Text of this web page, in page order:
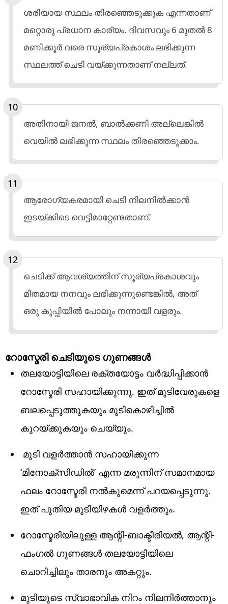
ശരിയായ സ്ഥലം തിരഞ്ഞെടുക്കുക എന്നതാണ്
മറ്റൊരു പ്രധാന കാര്യം. ദിവസവും 6 മുതൽ 8
മണിക്കൂർ വരെ സൂര്യപ്രകാശം ലഭിക്കുന്ന
സ്ഥലത്ത് ചെടി വയ്ക്കുന്നതാണ് നല്ലത്.
അതിനായി ജനൽ, ബാൽക്കണി അല്ലെങ്കിൽ
വെയിൽ ലഭിക്കുന്ന സ്ഥലം തിരഞ്ഞെടുക്കാം.
ആരോഗ്യകരമായി ചെടി നിലനിൽക്കാൻ
ഇടയ്ക്കിടെ വെട്ടിമാറ്റേണ്ടതാണ്.
ചെടിക്ക് ആവശ്യത്തിന് സൂര്യപ്രകാശവും
മിതമായ നനവും ലഭിക്കുന്നുണ്ടെങ്കിൽ, അത്
ഒരു കുപ്പിയിൽ പോലും നന്നായി വളരും.
റോസ്മേരി ചെടിയുടെ ഗുണങ്ങൾ
തലയോട്ടിയിലെ രക്തയോട്ടം വർദ്ധിപ്പിക്കാൻ
റോസ്മേരി സഹായിക്കുന്നു. ഇത് മുടിവേരുകളെ
ബലപ്പെടുത്തുകയും മുടികൊഴിച്ചിൽ
കുറയ്ക്കുകയും ചെയ്യും.
മുടി വളർത്താൻ സഹായിക്കുന്ന
‘മിനോക്സിഡിൽ’ എന്ന മരുന്നിന് സമാനമായ
ഫലം റോസ്മേരി നൽകുമെന്ന് പറയപ്പെടുന്നു.
ഇത് പുതിയ മുടിയിഴകൾ വളർത്തും.
റോസ്മേരിയിലുള്ള ആന്റി-ബാക്ടീരിയൽ, ആന്റി-
ഫംഗൽ ഗുണങ്ങൾ തലയോട്ടിയിലെ
ചൊറിച്ചിലും താരനും അകറ്റും.
മുടിയുടെ സ്വാഭാവിക നിറം നിലനിർത്താനും